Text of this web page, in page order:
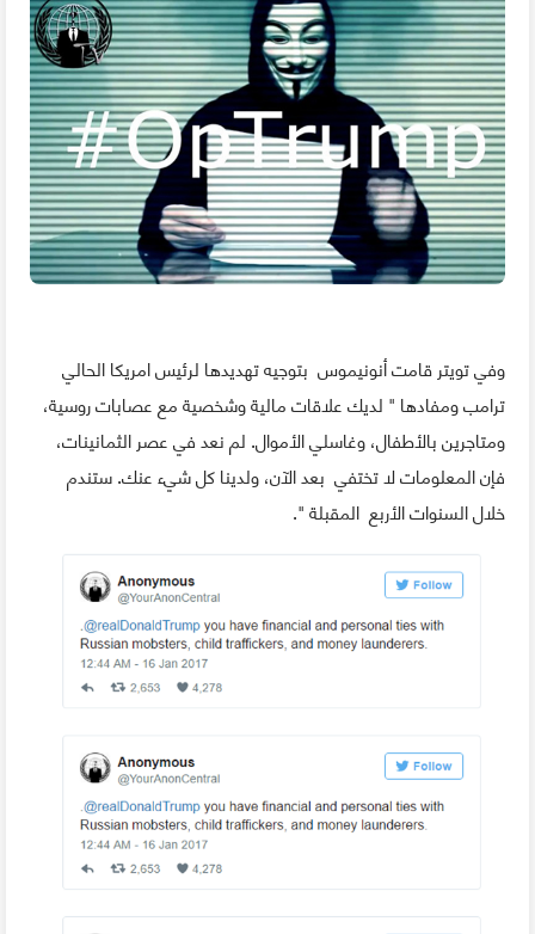
وفي تويتر قامت أنونيموس بتوجيه تهديدها لرئيس امريكا الحالي
ترامب ومفادها " لديك علاقات مالية وشخصية مع عصابات روسية،
ومتاجرين بالأطفال، وغاسلي الأموال. لم نعد في عصر الثمانينات،
فإن المعلومات لا تختفي بعد الآن، ولدينا كل شيء عنك. ستندم
خلال السنوات الأربع المقبلة ".